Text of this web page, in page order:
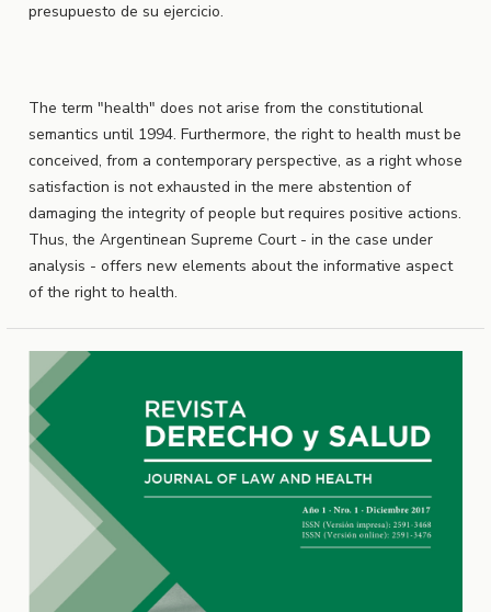
presupuesto de su ejercicio.
The term "health" does not arise from the constitutional
semantics until 1994. Furthermore, the right to health must be
conceived, from a contemporary perspective, as a right whose
satisfaction is not exhausted in the mere abstention of
damaging the integrity of people but requires positive actions.
Thus, the Argentinean Supreme Court - in the case under
analysis - offers new elements about the informative aspect
of the right to health.